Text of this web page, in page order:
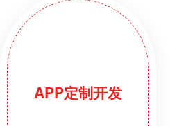
APP定制开发